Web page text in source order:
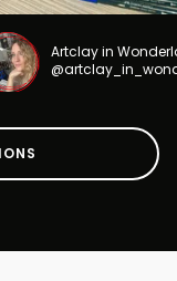
Artclay in